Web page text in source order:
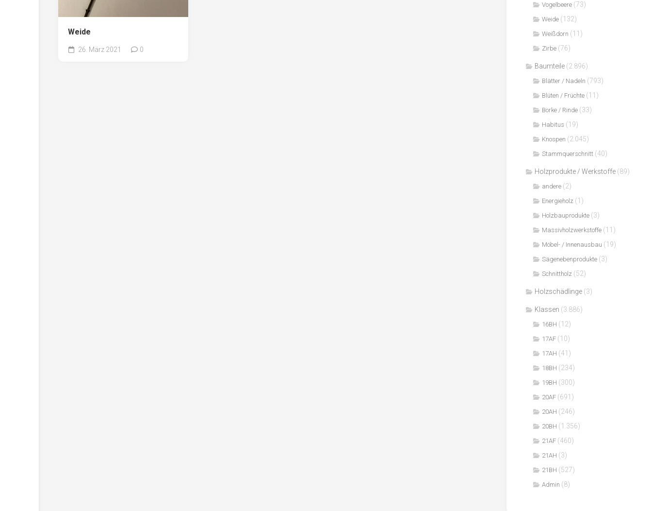
Weide
26. März 2021 0
Vogelbeere (73)
Weide (132)
Weißdorn (11)
Zirbe (76)
Baumteile (2.896)
Blätter / Nadeln (793)
Blüten / Früchte (11)
Borke / Rinde (33)
Habitus (19)
Knospen (2.045)
Stammquerschnitt (40)
Holzprodukte / Werkstoffe (89)
andere (2)
Energieholz (1)
Holzbauprodukte (3)
Massivholzwerkstoffe (11)
Möbel- / Innenausbau (19)
Sägenebenprodukte (3)
Schnittholz (52)
Holzschädlinge (3)
Klassen (3.886)
16BH (12)
17AF (10)
17AH (41)
18BH (234)
19BH (300)
20AF (691)
20AH (246)
20BH (1.356)
21AF (460)
21AH (3)
21BH (527)
Admin (8)